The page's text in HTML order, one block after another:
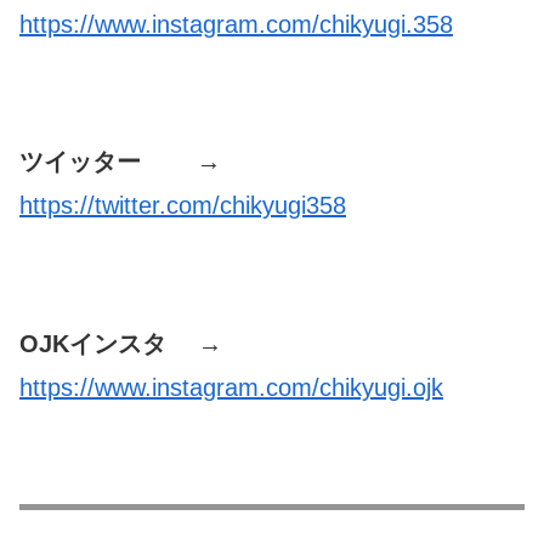
https://www.instagram.com/chikyugi.358
ツイッター →
https://twitter.com/chikyugi358
OJKインスタ →
https://www.instagram.com/chikyugi.ojk